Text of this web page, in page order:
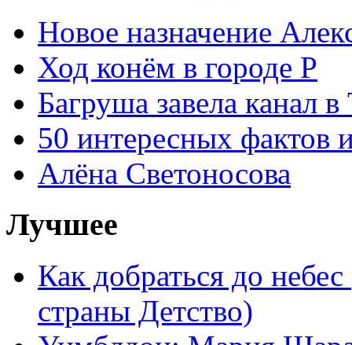
Новое назначение
Ход конём в городе Р
Багруша завела канал в
50 интересных фактов
Алёна Светоносова
Лучшее
Как добраться до
страны Детство)